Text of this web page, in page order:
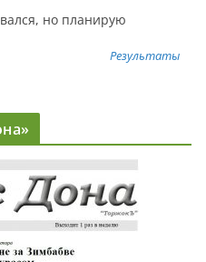
но планирую
Результаты